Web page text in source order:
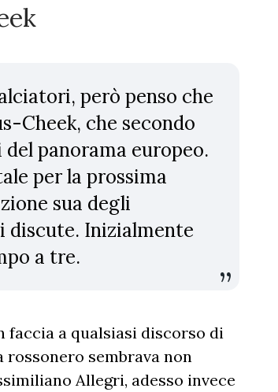
però penso che
Cheek, che secondo
panorama europeo.
per la prossima
sua degli
discute. Inizialmente
a tre.
faccia a qualsiasi discorso di
sembrava non
Allegri, adesso invece